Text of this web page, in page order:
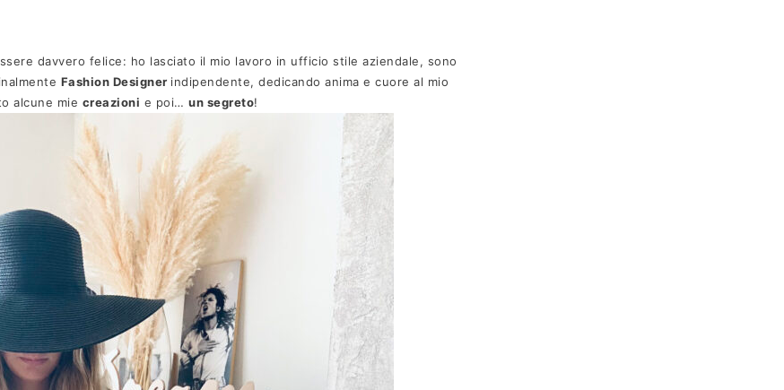
davvero felice: ho lasciato il mio lavoro in ufficio stile aziendale, sono
Fashion Designer indipendente, dedicando anima e cuore al mio
alcune mie creazioni e poi… un segreto!